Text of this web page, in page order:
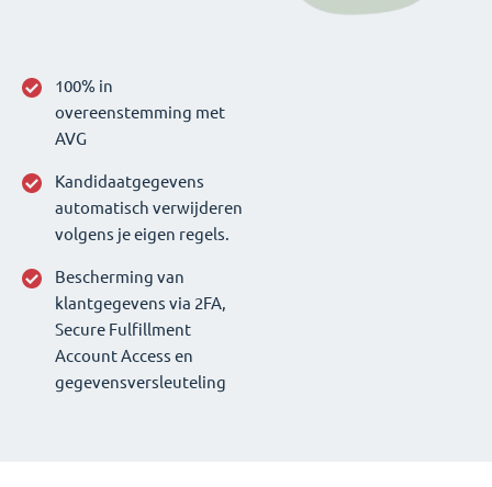
100% in
overeenstemming met
AVG
Kandidaatgegevens
automatisch verwijderen
volgens je eigen regels.
Bescherming van
klantgegevens via 2FA,
Secure Fulfillment
Account Access en
gegevensversleuteling